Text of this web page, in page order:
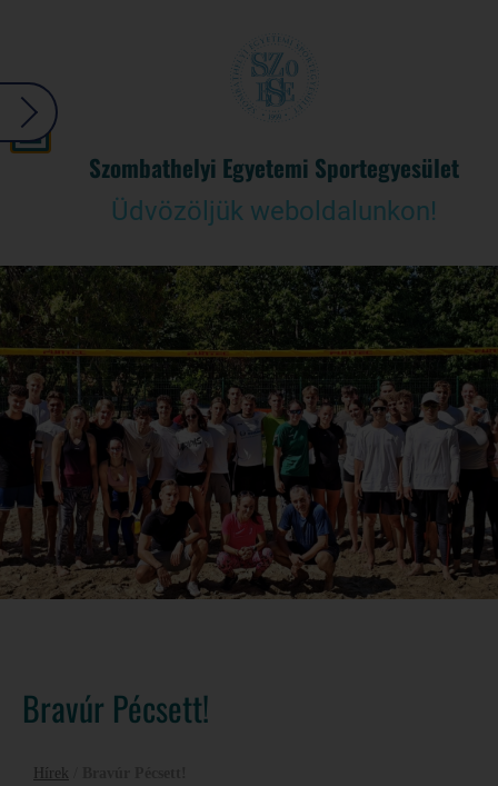
Szombathelyi Egyetemi Sportegyesület
Üdvözöljük weboldalunkon!
Bravúr Pécsett!
Hírek